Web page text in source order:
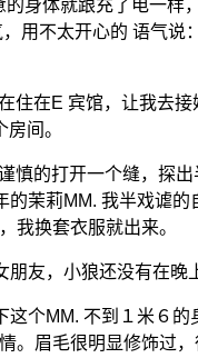
身体就跟充了电一样
用不太开心的 语气
在E 宾馆，让我去
间。
的打开一个缝，探
茉莉MM. 我半戏谑
我换套衣服就出来。
友，小狼还没有在晚
个MM. 不到１米６
眉毛很明显修饰过